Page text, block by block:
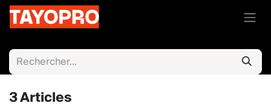
Se rendre au contenu
3 Articles